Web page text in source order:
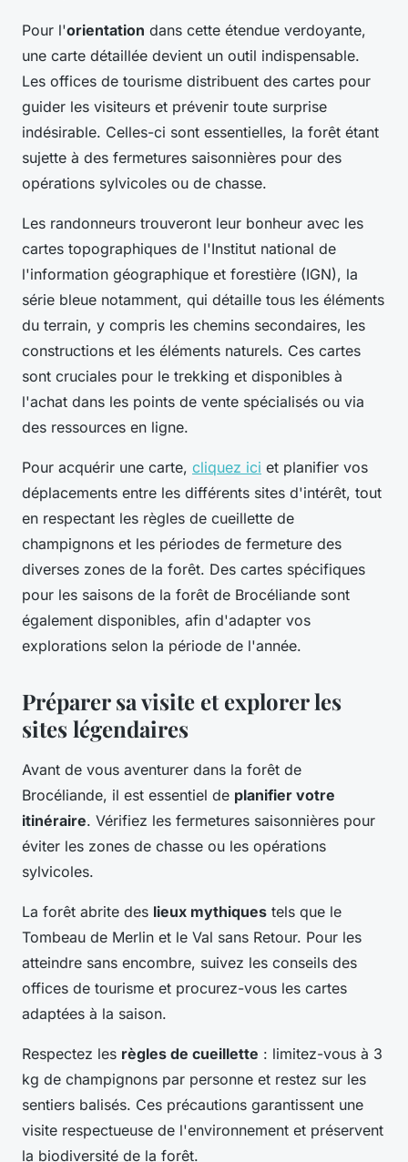
Pour l'orientation dans cette étendue verdoyante,
une carte détaillée devient un outil indispensable.
Les offices de tourisme distribuent des cartes pour
guider les visiteurs et prévenir toute surprise
indésirable. Celles-ci sont essentielles, la forêt étant
sujette à des fermetures saisonnières pour des
opérations sylvicoles ou de chasse.
Les randonneurs trouveront leur bonheur avec les
cartes topographiques de l'Institut national de
l'information géographique et forestière (IGN), la
série bleue notamment, qui détaille tous les éléments
du terrain, y compris les chemins secondaires, les
constructions et les éléments naturels. Ces cartes
sont cruciales pour le trekking et disponibles à
l'achat dans les points de vente spécialisés ou via
des ressources en ligne.
Pour acquérir une carte, cliquez ici et planifier vos
déplacements entre les différents sites d'intérêt, tout
en respectant les règles de cueillette de
champignons et les périodes de fermeture des
diverses zones de la forêt. Des cartes spécifiques
pour les saisons de la forêt de Brocéliande sont
également disponibles, afin d'adapter vos
explorations selon la période de l'année.
Préparer sa visite et explorer les
sites légendaires
Avant de vous aventurer dans la forêt de
Brocéliande, il est essentiel de planifier votre
itinéraire. Vérifiez les fermetures saisonnières pour
éviter les zones de chasse ou les opérations
sylvicoles.
La forêt abrite des lieux mythiques tels que le
Tombeau de Merlin et le Val sans Retour. Pour les
atteindre sans encombre, suivez les conseils des
offices de tourisme et procurez-vous les cartes
adaptées à la saison.
Respectez les règles de cueillette : limitez-vous à 3
kg de champignons par personne et restez sur les
sentiers balisés. Ces précautions garantissent une
visite respectueuse de l'environnement et préservent
la biodiversité de la forêt.